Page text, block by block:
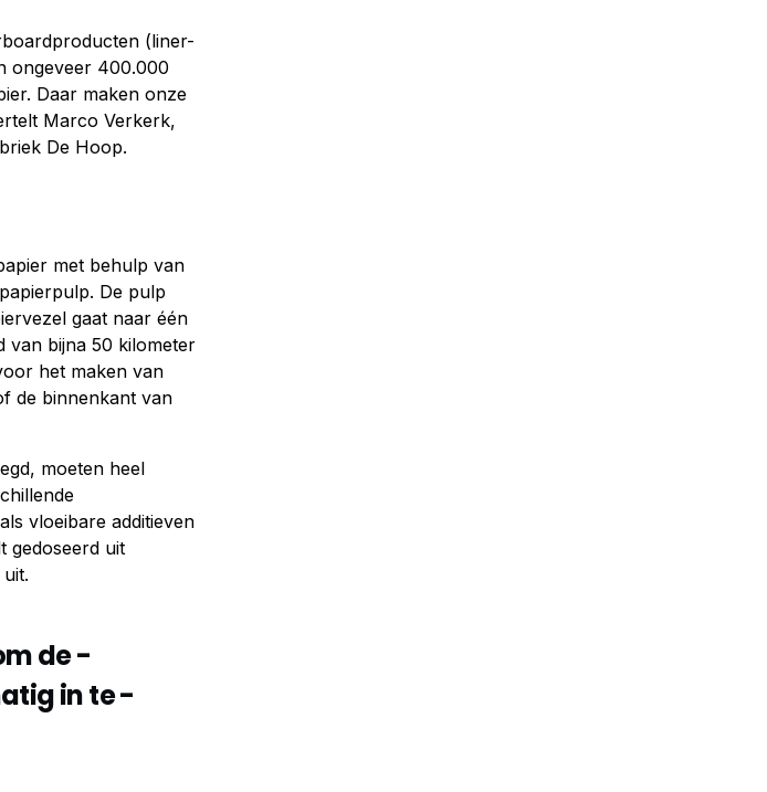
(liner-
ongeveer 400.000
Daar maken onze
Marco Verkerk,
De Hoop.
met behulp van
De pulp
gaat naar één
van bijna 50 kilometer
het maken van
de binnenkant van
moeten heel
vloeibare additieven
gedoseerd uit
de
in te